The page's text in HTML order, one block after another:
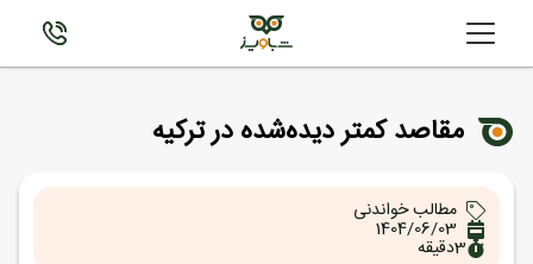
مقاصد کمتر دیده‌شده در ترکیه
مطالب خواندنی
1404/06/03
3دقیقه